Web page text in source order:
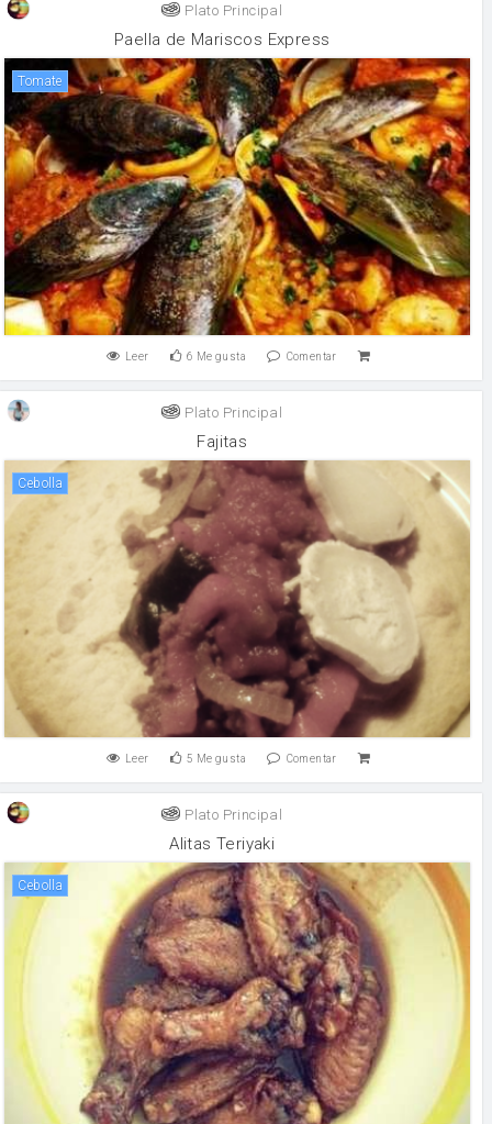
Plato Principal
Paella de Mariscos Express
tomate
Leer 6 Me gusta Comentar
Plato Principal
Fajitas
cebolla
Leer 5 Me gusta Comentar
Plato Principal
Alitas Teriyaki
cebolla